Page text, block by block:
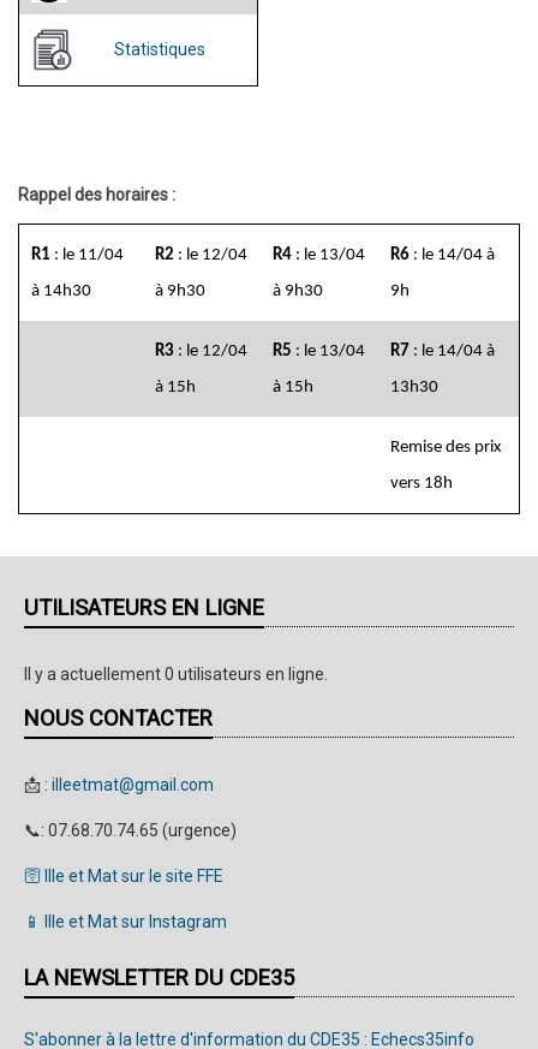
Statistiques
Rappel des horaires :
R1 : le 11/04
à 14h30
R2 : le 12/04
à 9h30
R4 : le 13/04
à 9h30
R6 : le 14/04 à
9h
R3 : le 12/04
à 15h
R5 : le 13/04
à 15h
R7 : le 14/04 à
13h30
Remise des prix
vers 18h
UTILISATEURS EN LIGNE
Il y a actuellement 0 utilisateurs en ligne.
NOUS CONTACTER
📩 : illeetmat@gmail.com
📞: 07.68.70.74.65 (urgence)
🛜 Ille et Mat sur le site FFE
📱 Ille et Mat sur Instagram
LA NEWSLETTER DU CDE35
S'abonner à la lettre d'information du CDE35 : Echecs35info